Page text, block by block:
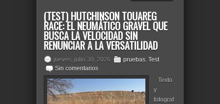
(TEST) HUTCHINSON TOUAREG
RACE: EL NEUMÁTICO GRAVEL QUE
BUSCA LA VELOCIDAD SIN
RENUNCIAR A LA VERSATILIDAD
jueves, julio 30, 2026 pruebas, Test
Sin comentarios
Texto
y
fotograf